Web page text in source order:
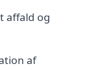
affald og
af